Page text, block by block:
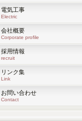
電気工事
Electric
会社概要
Corporate profile
採用情報
recruit
リンク集
Link
お問い合わせ
Contact